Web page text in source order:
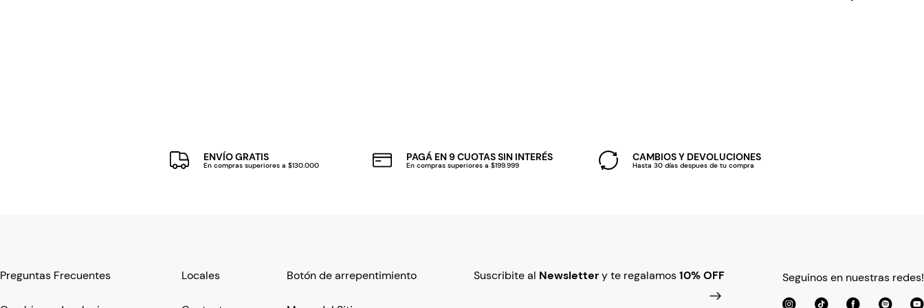
ENVÍO GRATIS
En compras superiores a $130.000
PAGÁ EN 9 CUOTAS SIN INTERÉS
En compras superiores a $199.999
CAMBIOS Y DEVOLUCIONES
Hasta 30 días despues de tu compra
Preguntas Frecuentes Locales Botón de arrepentimiento Suscribite al Newslettery te regalamos10% OFF Seguinos en nuestras redes!